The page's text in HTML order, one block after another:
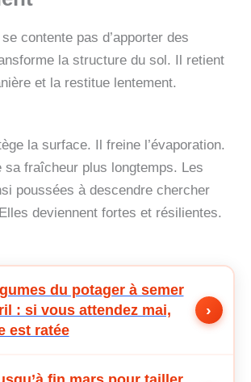
se contente pas d’apporter des
la structure du sol. Il retient
et la restitue lentement.
la surface. Il freine l’évaporation.
sa fraîcheur plus longtemps. Les
poussées à descendre chercher
Elles deviennent fortes et résilientes.
du potager à semer
: si vous attendez mai,
est ratée
›